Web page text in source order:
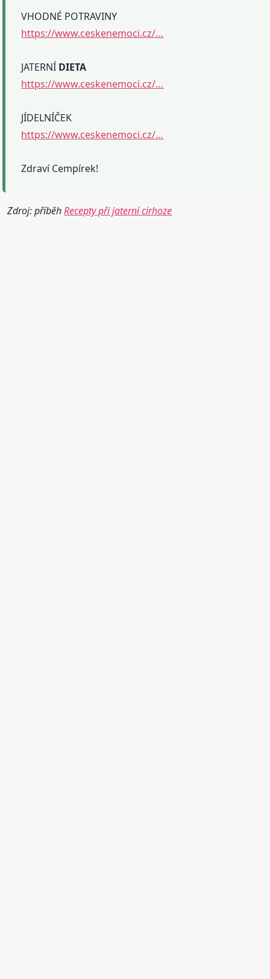
VHODNÉ POTRAVINY
https://www.ceskenemoci.cz/…
JATERNÍ DIETA
https://www.ceskenemoci.cz/…
JÍDELNÍČEK
https://www.ceskenemoci.cz/…
Zdraví Cempírek!
Zdroj: příběhRecepty při jaterní cirhoze